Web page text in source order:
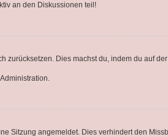
an den Diskussionen teil!
Dies machst du, indem du auf
Sitzung angemeldet. Dies verhindert den